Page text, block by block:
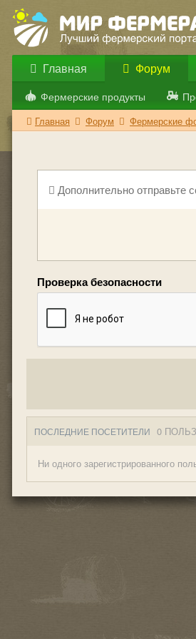
Главная Форум
Фермерские продукты
Главная Форум Фермерские
Дополнительно
Проверка безопасности
ПОСЛЕДНИЕ ПОСЕТИТЕЛИ 0
Ни одного зарегистрированного